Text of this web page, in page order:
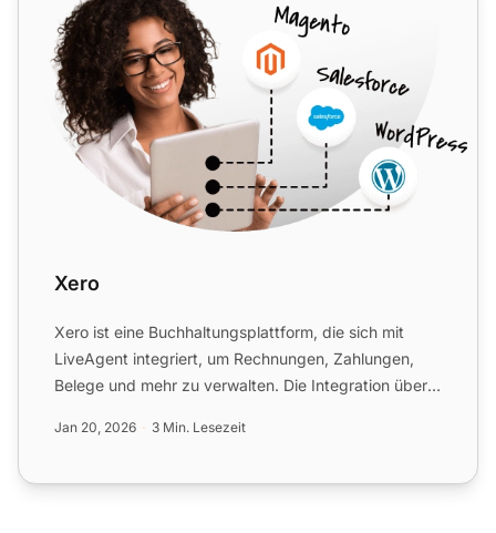
Xero
Xero ist eine Buchhaltungsplattform, die sich mit
LiveAgent integriert, um Rechnungen, Zahlungen,
Belege und mehr zu verwalten. Die Integration über
Jan 20, 2026 3 Min. Lesezeit